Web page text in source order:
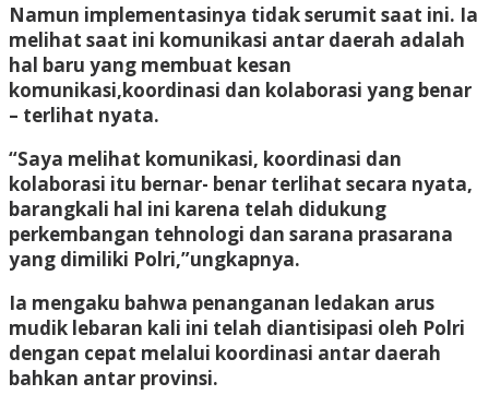
Namun implementasinya tidak serumit saat ini. Ia
melihat saat ini komunikasi antar daerah adalah
hal baru yang membuat kesan
komunikasi,koordinasi dan kolaborasi yang benar
– terlihat nyata.
“Saya melihat komunikasi, koordinasi dan
kolaborasi itu bernar- benar terlihat secara nyata,
barangkali hal ini karena telah didukung
perkembangan tehnologi dan sarana prasarana
yang dimiliki Polri,”ungkapnya.
Ia mengaku bahwa penanganan ledakan arus
mudik lebaran kali ini telah diantisipasi oleh Polri
dengan cepat melalui koordinasi antar daerah
bahkan antar provinsi.